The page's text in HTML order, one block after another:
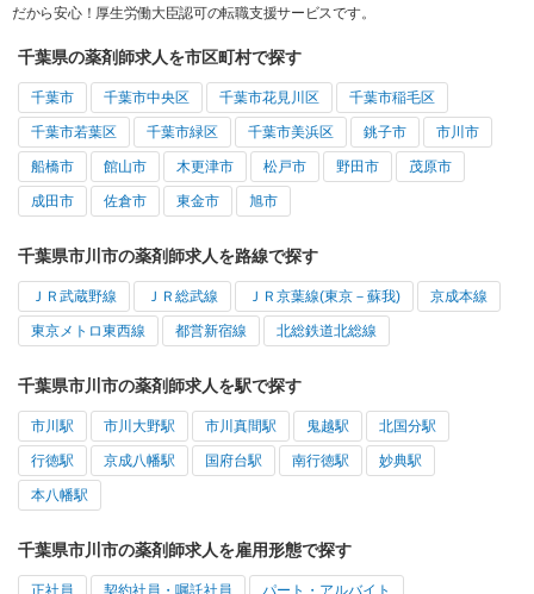
だから安心！厚生労働大臣認可の転職支援サービスです。
千葉県の薬剤師求人を市区町村で探す
千葉市 千葉市中央区 千葉市花見川区 千葉市稲毛区
千葉市若葉区 千葉市緑区 千葉市美浜区 銚子市 市川市
船橋市 館山市 木更津市 松戸市 野田市 茂原市
成田市 佐倉市 東金市 旭市
千葉県市川市の薬剤師求人を路線で探す
ＪＲ武蔵野線 ＪＲ総武線 ＪＲ京葉線(東京－蘇我) 京成本線
東京メトロ東西線 都営新宿線 北総鉄道北総線
千葉県市川市の薬剤師求人を駅で探す
市川駅 市川大野駅 市川真間駅 鬼越駅 北国分駅
行徳駅 京成八幡駅 国府台駅 南行徳駅 妙典駅
本八幡駅
千葉県市川市の薬剤師求人を雇用形態で探す
正社員 契約社員・嘱託社員 パート・アルバイト